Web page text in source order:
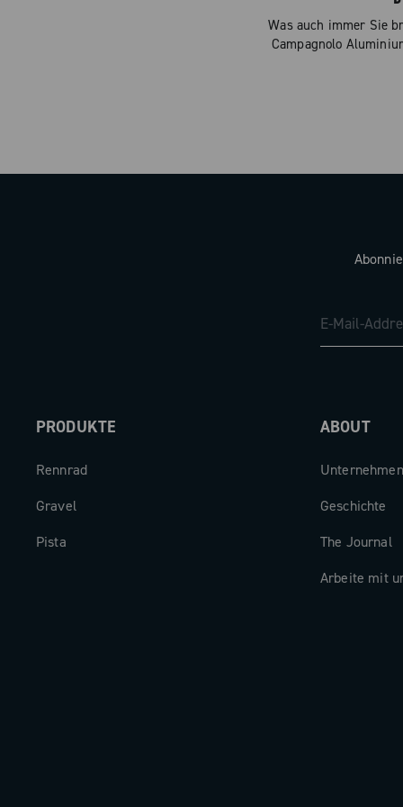
Was auch immer Sie
Campagnolo
PRODUKTE
Rennrad
Gravel
Pista
ABOUT
Unternehmen
Geschichte
The Journal
Arbeite mit